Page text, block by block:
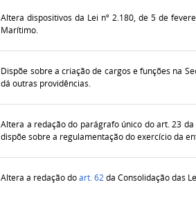
Altera dispositivos da Lei nº 2.180, de 5 de
Marítimo.
Dispõe sobre a criação de cargos e funções na
dá outras providências.
Altera a redação do parágrafo único do art. 23
dispõe sobre a regulamentação do exercício da
Altera a redação doart. 62da Consolidação das